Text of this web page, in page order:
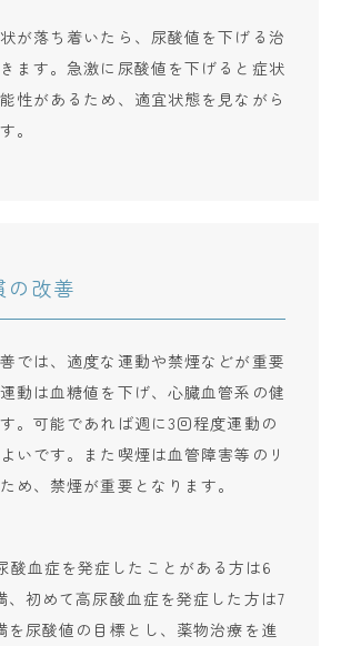
が落ち着いたら、尿酸値を下げる治
ます。急激に尿酸値を下げると症状
性があるため、適宜状態を見ながら
。
の改善
では、適度な運動や禁煙などが重要
動は血糖値を下げ、心臓血管系の健
。可能であれば週に3回程度運動の
いです。また喫煙は血管障害等のリ
め、禁煙が重要となります。
酸血症を発症したことがある方は6
初めて高尿酸血症を発症した方は7
尿酸値の目標とし、薬物治療を進